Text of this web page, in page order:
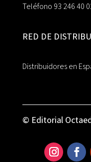
Teléfono 93 246 40
RED DE
Distribuidores en
© Editorial